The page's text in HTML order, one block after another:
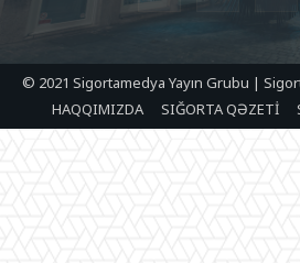
© 2021 Sigortamedya Yayın Grubu |
HAQQIMIZDA
SIĞORTA QƏZETİ